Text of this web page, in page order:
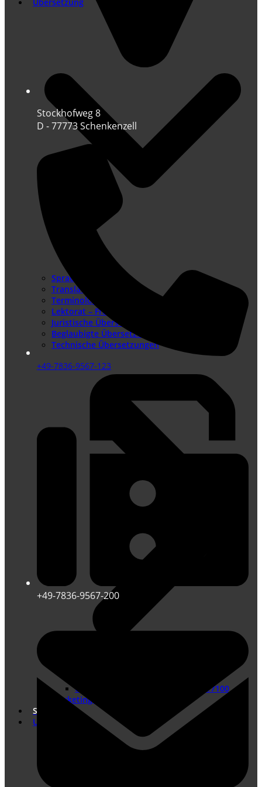
Übersetzung
Sprachenangebot
Translation Memory
Terminologiemanagement
Lektorat – Fremdsprachenlektorat
Juristische Übersetzungen
Beglaubigte Übersetzungen
Technische Übersetzungen
Übersetzungen nach DIN EN ISO 17100
Marketing Übersetzungen
Shop
Unternehmen
Stockhofweg 8
D - 77773 Schenkenzell
+49-7836-9567-123
+49-7836-9567-200